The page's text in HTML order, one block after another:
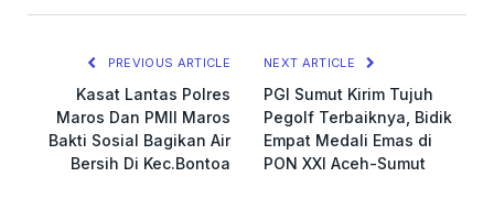
PREVIOUS ARTICLE
Kasat Lantas Polres
Maros Dan PMII Maros
Bakti Sosial Bagikan Air
Bersih Di Kec.Bontoa
NEXT ARTICLE
PGI Sumut Kirim Tujuh
Pegolf Terbaiknya, Bidik
Empat Medali Emas di
PON XXI Aceh-Sumut